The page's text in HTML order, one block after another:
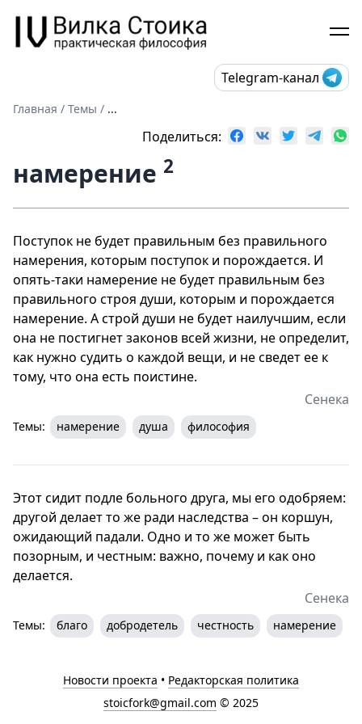
Telegram-канал
Главная / Темы / ...
Поделиться:
намерение 2
Поступок не будет правильным без правильного
намерения, которым поступок и порождается. И
опять-таки намерение не будет правильным без
правильного строя души, которым и порождается
намерение. А строй души не будет наилучшим, если
она не постигнет законов всей жизни, не определит,
как нужно судить о каждой вещи, и не сведет ее к
тому, что она есть поистине.
Сенека
Темы: намерение душа философия
Этот сидит подле больного друга, мы его одобряем:
другой делает то же ради наследства – он коршун,
ожидающий падали. Одно и то же может быть
позорным, и честным: важно, почему и как оно
делается.
Сенека
Темы: благо добродетель честность намерение
Новости проекта • Редакторская политика
stoicfork@gmail.com © 2025